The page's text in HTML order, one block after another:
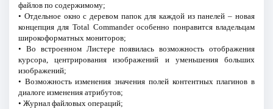
файлов по содержимому;
• Отдельное окно с деревом папок для каждой из панелей – новая
концепция для Total Commander особенно понравится владельцам
широкоформатных мониторов;
• Во встроенном Листере появилась возможность отображения
курсора, центрирования изображений и уменьшения больших
изображений;
• Возможность изменения значения полей контентных плагинов в
диалоге изменения атрибутов;
• Журнал файловых операций;